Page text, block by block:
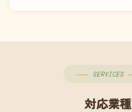
SERVICES
対応業種